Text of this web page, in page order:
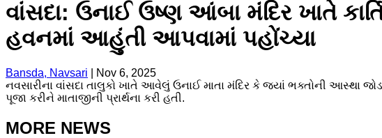
વાંસદા: ઉનાઈ ઉષ્ણ આંબા મંદિર ખાતે
હવનમાં આહુંતી આપવામાં પહોંચ્યા
Bansda, Navsari
Nov 6, 2025
નવસારીના વાંસદા તાલુકો ખાતે આવેલું ઉનાઈ માતા મંદિર કે જ્યાં ભક્તોની આસ્થા
પૂજા કરીને માતાજીની પ્રાર્થના કરી હતી.
MORE NEWS